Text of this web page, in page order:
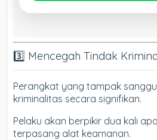
3️⃣ Mencegah Tindak
Perangkat yang tampak
kriminalitas secara signifikan.
Pelaku akan berpikir dua kali
terpasang alat keamanan.